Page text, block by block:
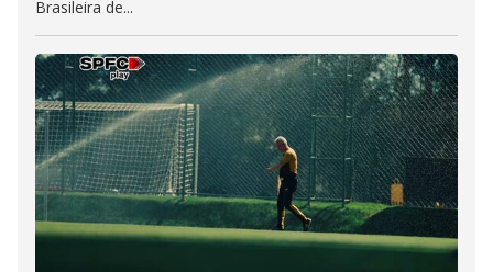
Brasileira de...